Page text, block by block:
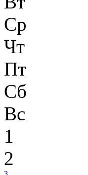
Ср
Чт
Пт
Сб
Вс
1
2